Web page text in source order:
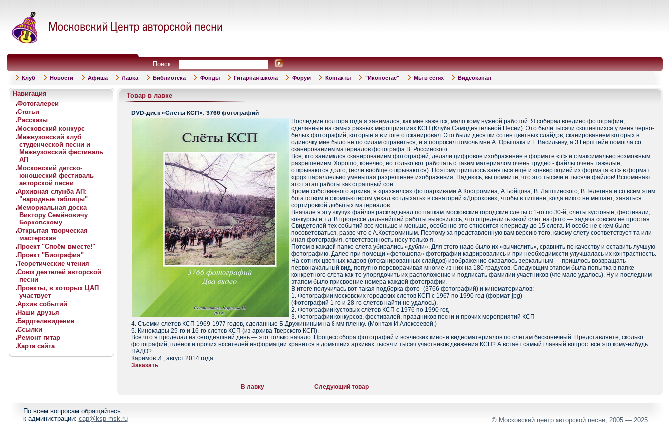
Поиск:
Клуб Новости Афиша Лавка Библиотека Фонды Гитарная школа Форум Контакты "Иконостас" Мы в сетях Видеоканал
Навигация
Фотогалереи
Статьи
Рассказы
Московский конкурс
Межвузовский клуб
студенческой песни и
Межвузовский фестиваль
АП
Московский детско-
юношеский фестиваль
авторской песни
Архивная служба АП:
"народные таблицы"
Мемориальная доска
Виктору Семёновичу
Берковскому
Открытая творческая
мастерская
Проект "Споём вместе!"
Проект "Биография"
Теоретические чтения
Союз деятелей авторской
песни
Проекты, в которых ЦАП
участвует
Архив событий
Наши друзья
Бардтелевидение
Ссылки
Ремонт гитар
Карта сайта
Товар в лавке
DVD-диск «Слёты КСП»: 3766 фотографий
Последние полтора года я занимался, как мне кажется, мало кому нужной работой. Я собирал воедино фотографии,
сделанные на самых разных мероприятиях КСП (Клуба Самодеятельной Песни). Это были тысячи скопившихся у меня черно-
белых фотографий, которые я в итоге отсканировал. Это были десятки сотен цветных слайдов, сканированием которых в
одиночку мне было не по силам справиться, и я попросил помочь мне А. Орышака и Е.Васильеву, а З.Герштейн помогла со
сканированием материалов фотографа В. Россинского.
Все, кто занимался сканированием фотографий, делали цифровое изображение в формате «tif» и с максимально возможным
разрешением. Хорошо, конечно, но только вот работать с таким материалом очень трудно - файлы очень тяжёлые,
открываются долго, (если вообще открываются). Поэтому пришлось заняться ещё и конвертацией из формата «tif» в формат
«jpg» параллельно уменьшая разрешение изображения. Надеюсь, вы помните, что это тысячи и тысячи файлов! Вспоминаю
этот этап работы как страшный сон.
Кроме собственного архива, я «разжился» фотоархивами А.Костромина, А.Бойцова, В. Лапшинского, В.Телегина и со всем этим
богатством и с компьютером уехал «отдыхать» в санаторий «Дорохове», чтобы в тишине, когда никто не мешает, заняться
сортировкой добытых материалов.
Вначале я эту «кучу» файлов раскладывал по папкам: московские городские слеты с 1-го по 30-й; слеты кустовые; фестивали;
конкурсы и т.д. В процессе дальнейшей работы выяснилось, что определить какой слет на фото — задача совсем не простая.
Свидетелей тех событий все меньше и меньше, особенно это относится к периоду до 15 слета. И особо не с кем было
посоветоваться, разве что с А.Костроминым. Поэтому за представленную вам версию того, какому слету соответствует та или
иная фотография, ответственность несу только я.
Потом в каждой папке слета убирались «дубли». Для этого надо было их «вычислить», сравнить по качеству и оставить лучшую
фотографию. Далее при помощи «фотошопа» фотографии кадрировались и при необходимости улучшалась их контрастность.
На сотнях цветных кадров (отсканированных слайдов) изображение оказалось зеркальным — пришлось возвращать
первоначальный вид, попутно переворачивая многие из них на 180 градусов. Следующим этапом была попытка в папке
конкретного слета как-то упорядочить их расположение и подписать фамилии участников (что мало удалось). Ну и последним
этапом было присвоение номера каждой фотографии.
В итоге получилась вот такая подборка фото- (3766 фотографий) и киноматериалов:
1. Фотографии московских городских слетов КСП с 1967 по 1990 год (формат jpg)
(Фотографий 1-го и 28-го слетов найти не удалось).
2. Фотографии кустовых слётов КСП с 1976 по 1990 год
3. Фотографии конкурсов, фестивалей, праздников песни и прочих мероприятий КСП
4. Съемки слетов КСП 1969-1977 годов, сделанные Б.Дружининым на 8 мм пленку. (Монтаж И.Алексеевой.)
5. Кинокадры 25-го и 16-го слетов КСП (из архива Тверского КСП).
Все что я проделал на сегодняшний день — это только начало. Процесс сбора фотографий и всяческих кино- и видеоматериалов по слетам бесконечный. Представляете, сколько
фотографий, плёнок и прочих носителей информации хранится в домашних архивах тысяч и тысяч участников движения КСП? А встаёт самый главный вопрос: всё это кому-нибудь
НАДО?
Каримов И., август 2014 года
Заказать
В лавку Следующий товар
По всем вопросам обращайтесь
к администрации: cap@ksp-msk.ru © Московский центр авторской песни, 2005 — 2025